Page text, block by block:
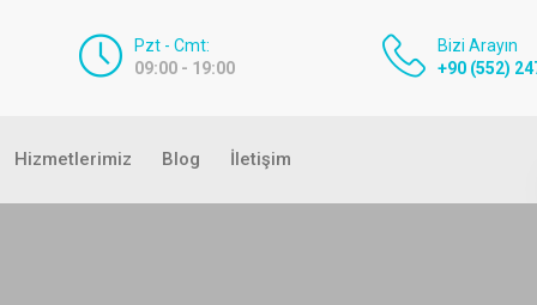
Pzt - Cmt:
09:00 - 19:00
Bizi Arayın
+90 (552)
Hizmetlerimiz Blog İletişim